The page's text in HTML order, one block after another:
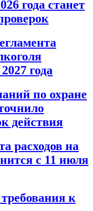
года станет
года
по охране
действия
расходов на
с 11 июля
к